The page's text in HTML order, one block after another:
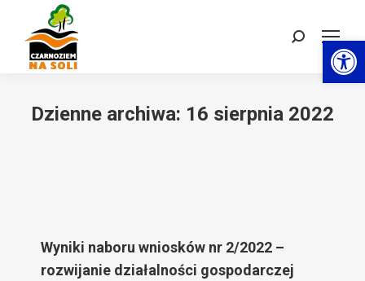
Szukaj:
Dzienne archiwa: 16 sierpnia 2022
Wyniki naboru wniosków nr 2/2022 –
rozwijanie działalności gospodarczej